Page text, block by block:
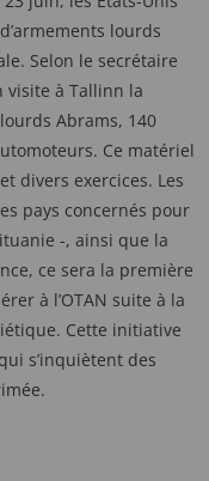
lourds
Selon le secrétaire
visite à Tallinn la
Abrams, 140
Ce matériel
divers exercices. Les
pays concernés pour
-, ainsi que la
ce sera la première
à l’OTAN suite à la
Cette initiative
s’inquiètent des